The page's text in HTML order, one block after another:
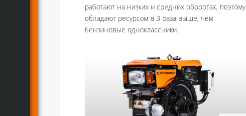
работают на низких и средних оборотах, поэтому
обладают ресурсом в 3 раза выше, чем
бензиновые одноклассники.